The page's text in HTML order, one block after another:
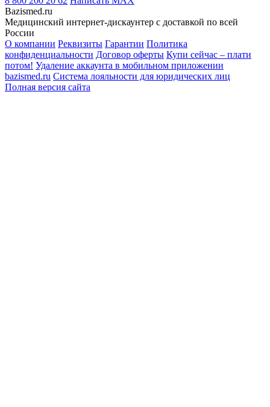
Bazismed.ru
Медицинский интернет-дискаунтер с доставкой по всей
России
О компании Реквизиты Гарантии Политика
конфиденциальности Договор оферты Купи сейчас – плати
потом! Удаление аккаунта в мобильном приложении
bazismed.ru Система лояльности для юридических лиц
Полная версия сайта